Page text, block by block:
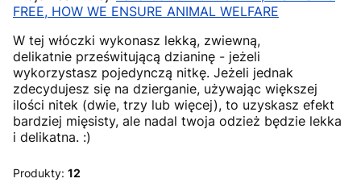
FREE, HOW WE ENSURE ANIMAL WELFARE
W tej włóczki wykonasz lekką, zwiewną,
delikatnie prześwitującą dzianinę - jeżeli
wykorzystasz pojedynczą nitkę. Jeżeli jednak
zdecydujesz się na dzierganie, używając większej
ilości nitek (dwie, trzy lub więcej), to uzyskasz efekt
bardziej mięsisty, ale nadal twoja odzież będzie lekka
i delikatna. :)
Produkty: 12